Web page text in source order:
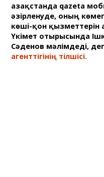
Қазақстанда qazeta
әзірленуде, оның
көші-қон қызметтерін
Үкімет отырысында
Сәденов мәлімдеді,
агенттігінің тілшісі.